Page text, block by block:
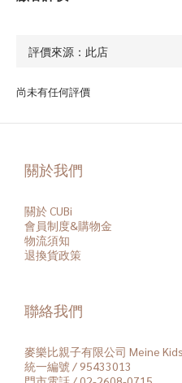
尚未有任何評價
關於我們
關於 CUBi
會員制度&購物金
物流須知
退換貨政策
聯絡我們
麥樂比親子有限公司 Meine Kids
統一編號 / 95433013